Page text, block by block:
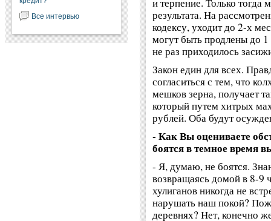
Все интервью
результата. На
кодексу, уходит до 2-х
могут быть продлены до
не раз приходилось
Закон един для всех.
согласиться с тем, что
мешков зерна, получает
который путем хитрых
рублей. Оба будут
- Как Вы оцениваете
боятся в темное время
- Я, думаю, не боятся.
возвращаясь домой в 8-9
хулиганов никогда не
нарушать наш покой?
деревнях? Нет, конечно